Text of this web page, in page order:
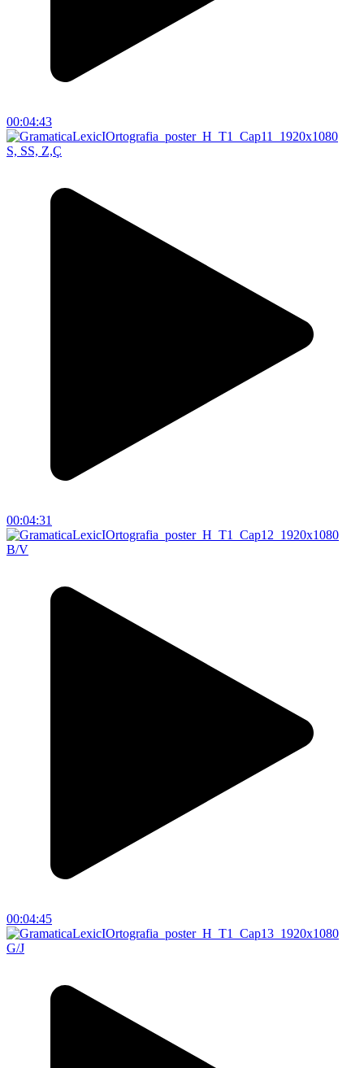
00:04:43
S, SS, Z,Ç
00:04:31
B/V
00:04:45
G/J